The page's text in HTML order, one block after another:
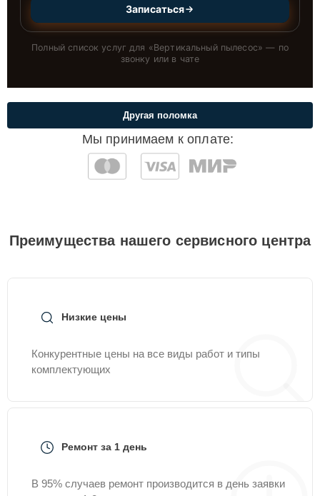
Записаться
Полный список услуг для «Вертикальный пылесос» — по
звонку или в чате
Мы принимаем к оплате:
Другая поломка
Преимущества нашего сервисного центра
Низкие цены
Конкурентные цены на все виды работ и типы
комплектующих
Ремонт за 1 день
В 95% случаев ремонт производится в день заявки